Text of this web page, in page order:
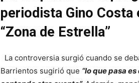
periodista Gino Costa
“Zona de Estrella”
La controversia surgió cuando se
Barrientos sugirió que “lo que pasa